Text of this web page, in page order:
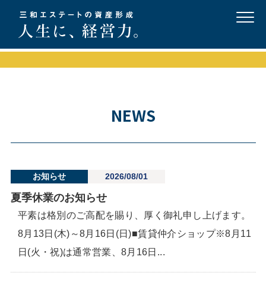
NEWS
お知らせ 2026/08/01
夏季休業のお知らせ
平素は格別のご高配を賜り、厚く御礼申し上げます。
8月13日(木)～8月16日(日)■賃貸仲介ショップ※8月11
日(火・祝)は通常営業、8月16日...